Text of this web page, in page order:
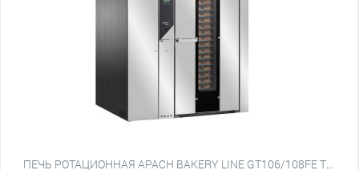
ПЕЧЬ РОТАЦИОННАЯ APACH BAKERY LINE GT106/108FE TSTA (КРЮК)